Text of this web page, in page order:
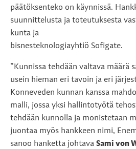
päätöksenteko on käynnissä.
suunnittelusta ja toteutuksesta
kunta ja
bisnesteknologiayhtiö Sofigate.
”Kunnissa tehdään valtava määrä
usein hieman eri tavoin ja eri
Konneveden kunnan kanssa
malli, jossa yksi hallintotyötä
tehdään kunnolla ja monistetaan
juontaa myös hankkeen nimi,
sanoo hanketta johtava Sami von